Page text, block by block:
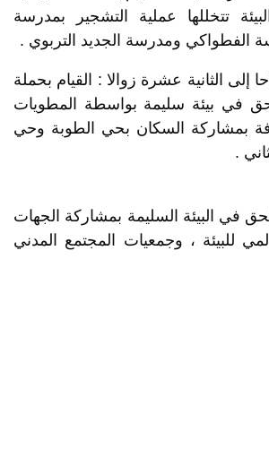
تتخللها عملية التشجير بمدرسة
الفطواكي ومدرسة الجديد التربوي .
إلى الثانية عشرة زوالا : القيام بحملة
في بيئة سليمة بواسطة المطويات
بمشاركة السكان بحي الطوبة وحي
.
في البيئة السليمة بمشاركة الجهات
للبيئة ، وجمعيات المجتمع المدني